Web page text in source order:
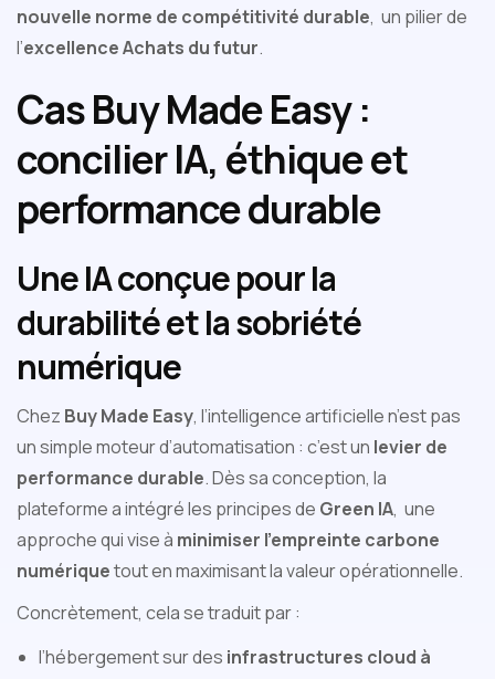
nouvelle norme de compétitivité durable, un pilier de
l’excellence Achats du futur.
Cas Buy Made Easy :
concilier IA, éthique et
performance durable
Une IA conçue pour la
durabilité et la sobriété
numérique
Chez Buy Made Easy, l’intelligence artificielle n’est pas
un simple moteur d’automatisation : c’est un levier de
performance durable. Dès sa conception, la
plateforme a intégré les principes de Green IA, une
approche qui vise à minimiser l’empreinte carbone
numériquetout en maximisant la valeur opérationnelle.
Concrètement, cela se traduit par :
l’hébergement sur des infrastructures cloud à